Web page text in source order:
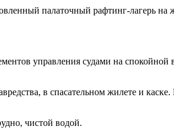
палаточный рафтинг-лагерь
управления судами на
в спасательном жилете и
чистой водой.